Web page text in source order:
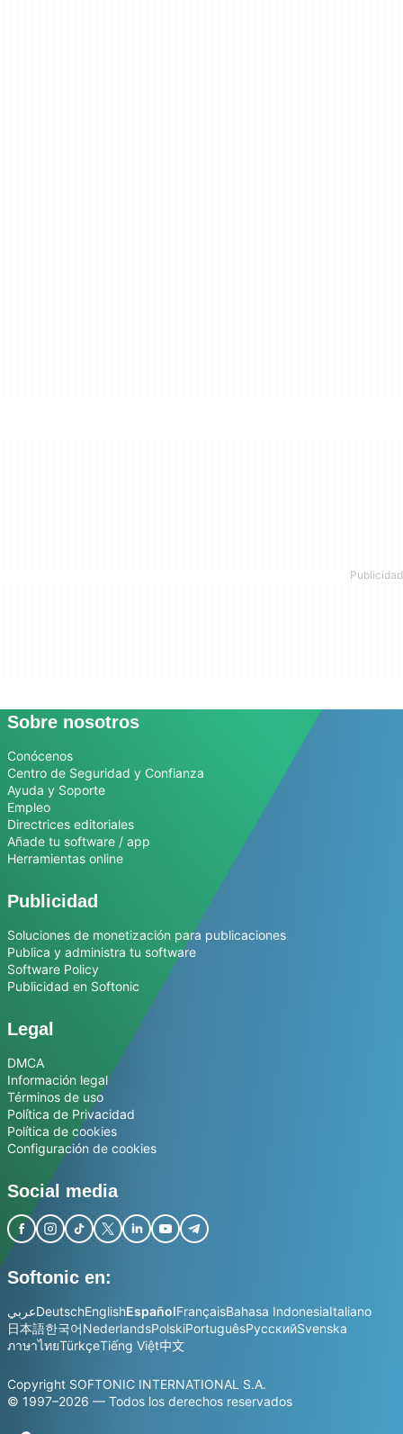
Sobre nosotros
Conócenos
Centro de Seguridad y Confianza
Ayuda y Soporte
Empleo
Directrices editoriales
Añade tu software / app
Herramientas online
Publicidad
Soluciones de monetización para publicaciones
Publica y administra tu software
Software Policy
Publicidad en Softonic
Legal
DMCA
Información legal
Términos de uso
Política de Privacidad
Política de cookies
Configuración de cookies
Social media
Softonic en:
عربيDeutschEnglishEspañolFrançaisBahasa IndonesiaItaliano
日本語한국어NederlandsPolskiPortuguêsРусскийSvenska
ภาษาไทยTürkçeTiếng Việt中文
Copyright SOFTONIC INTERNATIONAL S.A.
© 1997–2026 — Todos los derechos reservados